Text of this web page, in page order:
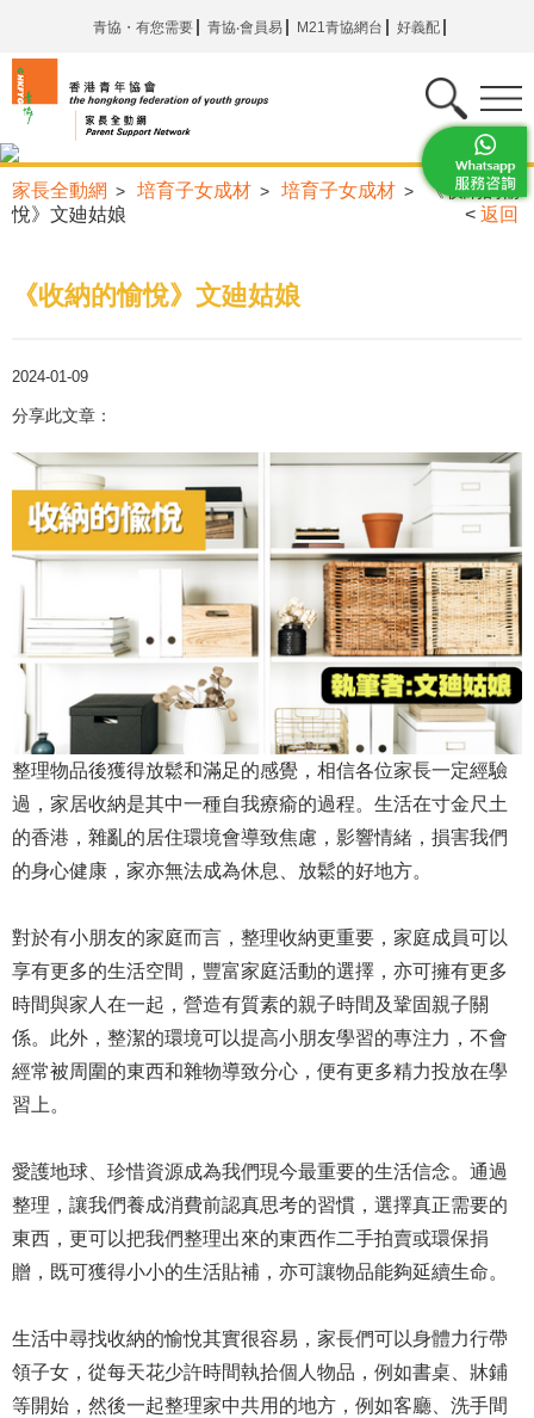
青協・有您需要 青協‧會員易 M21青協網台 好義配
家長全動網 > 培育子女成材 > 培育子女成材 >
《收納的愉
悅》文廸姑娘
< 返回
《收納的愉悅》文廸姑娘
2024-01-09
分享此文章：
整理物品後獲得放鬆和滿足的感覺，相信各位家長一定經驗
過，家居收納是其中一種自我療瘉的過程。生活在寸金尺土
的香港，雜亂的居住環境會導致焦慮，影響情緒，損害我們
的身心健康，家亦無法成為休息、放鬆的好地方。
對於有小朋友的家庭而言，整理收納更重要，家庭成員可以
享有更多的生活空間，豐富家庭活動的選擇，亦可擁有更多
時間與家人在一起，營造有質素的親子時間及鞏固親子關
係。此外，整潔的環境可以提高小朋友學習的專注力，不會
經常被周圍的東西和雜物導致分心，便有更多精力投放在學
習上。
愛護地球、珍惜資源成為我們現今最重要的生活信念。通過
整理，讓我們養成消費前認真思考的習慣，選擇真正需要的
東西，更可以把我們整理出來的東西作二手拍賣或環保捐
贈，既可獲得小小的生活貼補，亦可讓物品能夠延續生命。
生活中尋找收納的愉悅其實很容易，家長們可以身體力行帶
領子女，從每天花少許時間執拾個人物品，例如書桌、牀鋪
等開始，然後一起整理家中共用的地方，例如客廳、洗手間